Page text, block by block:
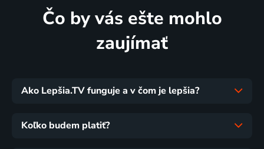
Čo by vás ešte mohlo
zaujímať
Ako Lepšia.TV funguje a v čom je lepšia?
Koľko budem platiť?